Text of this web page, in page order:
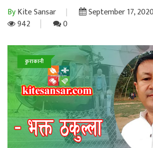
ByKite Sansar
September 17,
942
0
कुराकानी